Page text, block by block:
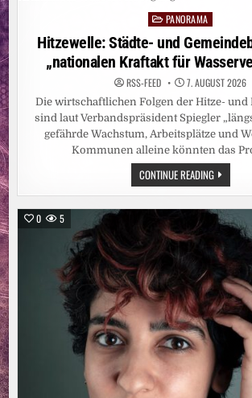
SCHULE
PostedPANORAMA
Hitzewelle: Städte- und
„nationalen Kraftakt für
RSS-FEED 7. AUGUST 2026
Die wirtschaftlichen Folgen der Hitze-
sind laut Verbandspräsident Spiegler
gefährde Wachstum, Arbeitsplätze und
Kommunen alleine könnten das
CONTINUE READINGHITZEWELLE:
STÄDTE-
UND
FORDERT
KRAFTAKT
FÜR
0 5